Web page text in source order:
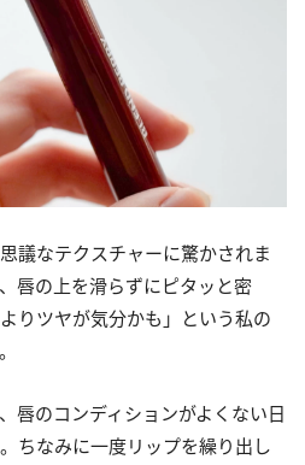
議なテクスチャーに驚かされま
唇の上を滑らずにピタッと密
りツヤが気分かも」という私の
唇のコンディションがよくない日
ちなみに一度リップを繰り出し